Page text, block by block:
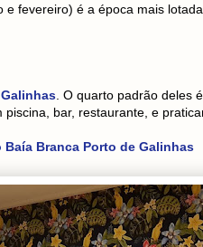
fevereiro) é a época mais
. O quarto padrão deles
bar, restaurante, e
Branca Porto de Galinhas